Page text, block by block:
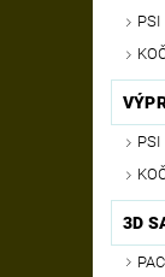
PSI
PSI
3D